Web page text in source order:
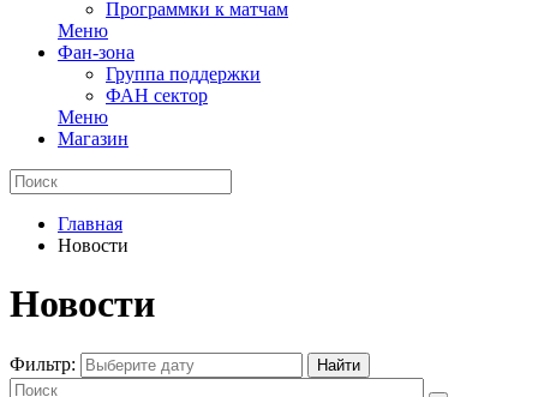
Программки к матчам
Меню
Фан-зона
Группа поддержки
ФАН сектор
Меню
Магазин
Главная
Новости
Новости
Фильтр: